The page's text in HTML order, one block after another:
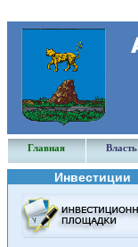
Главная Власть
Инвестиции